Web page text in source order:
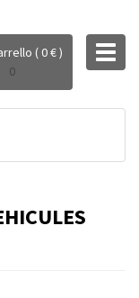
Il mio carrello ( 0 € )
0